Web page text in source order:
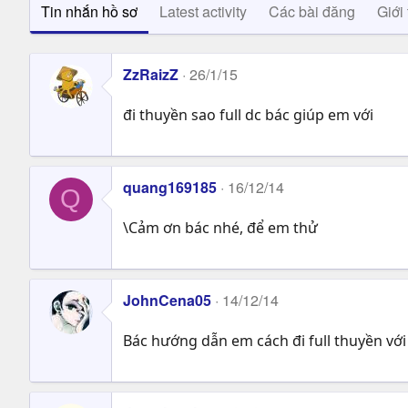
Tin nhắn hồ sơ Latest activity Các bài đăng Giới
ZzRaizZ 26/1/15
đi thuyền sao full dc bác giúp em với
Q quang169185 16/12/14
\Cảm ơn bác nhé, để em thử
JohnCena05 14/12/14
Bác hướng dẫn em cách đi full thuyền với